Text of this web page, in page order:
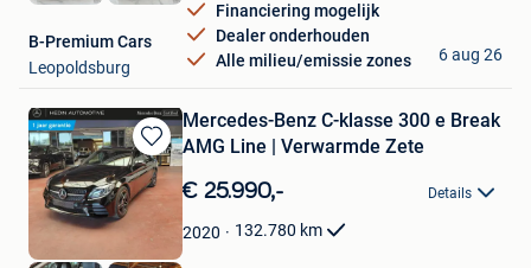
Financiering mogelijk
Dealer onderhouden
Alle milieu/emissie zones
B-Premium Cars
Leopoldsburg
6 aug 26
Bewaren
in
Mijn
Favorieten
Mercedes-Benz C-klasse 300 e Break
AMG Line | Verwarmde Zete
€ 25.990,- Details
2020 132.780 km